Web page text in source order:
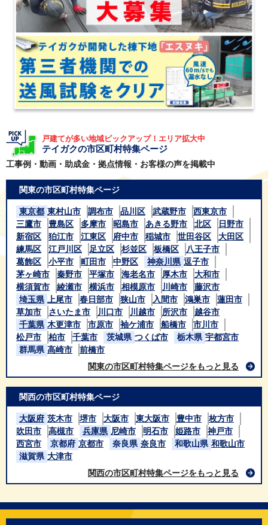
戸建てが多い地域ピックアップ！エリア拡大中
テイガクの市区町村特集ページ
工事例・動画・助成金・拠点情報・お客様の声を掲載中
関東の市区町村特集ページ
東京都 東村山市 調布市 品川区 武蔵野市
西東京市
三鷹市
豊島区 多摩市 昭島市 あきる野市 北区
日野市
新宿区
狛江市 江東区 府中市 稲城市 世田谷区
大田区
練馬区
江戸川区 足立区 杉並区 板橋区
八王子市
葛飾区
小平市 町田市 中野区 神奈川県 逗子市
茅ヶ崎市
秦野市 平塚市 海老名市 厚木市
大和市
横須賀市
綾瀬市 横浜市 相模原市 川崎市
藤沢市
埼玉県
上尾市 春日部市 狭山市 入間市 鴻巣市
蓮田市
草加市
さいたま市 川口市 川越市 所沢市
越谷市
千葉県 木更津市 市原市 袖ケ浦市 船橋市
市川市
松戸市
柏市 千葉市 茨城県 つくば市 栃木県 宇都宮市
群馬県 高崎市
前橋市
関東の市区町村特集ページをもっと見る
関西の市区町村特集ページ
大阪府 茨木市 堺市 大阪市 東大阪市 豊中市
枚方市
吹田市
高槻市 兵庫県 尼崎市 明石市 姫路市
神戸市
西宮市
京都府 京都市 奈良県 奈良市 和歌山県 和歌山市
滋賀県 大津市
関西の市区町村特集ページをもっと見る